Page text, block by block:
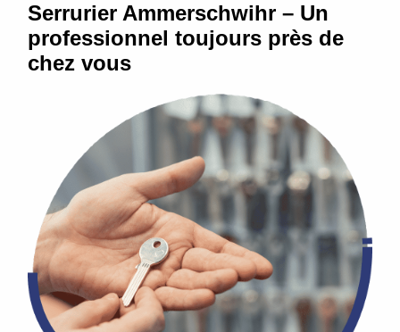
Serrurier Ammerschwihr – Un
professionnel toujours près de
chez vous